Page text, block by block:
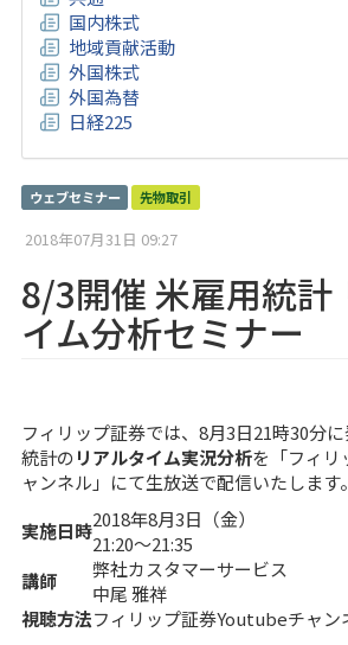
国内株式
地域貢献活動
外国株式
外国為替
日経225
ウェブセミナー 先物取引
2018年07月31日 09:27
8/3開催 米雇用統計
イム分析セミナー
フィリップ証券では、8月3日21時30分
統計のリアルタイム実況分析を「フィリ
ャンネル 」にて生放送で配信いたします。
実施日時2018年8月3日（金）
21:20～21:35
講師
弊社カスタマーサービス
中尾 雅祥
視聴方法フィリップ証券Youtubeチャン